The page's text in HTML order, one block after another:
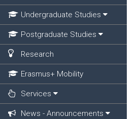
Undergraduate Studies
Postgraduate Studies
Research
Erasmus+ Mobility
Services
News - Announcements